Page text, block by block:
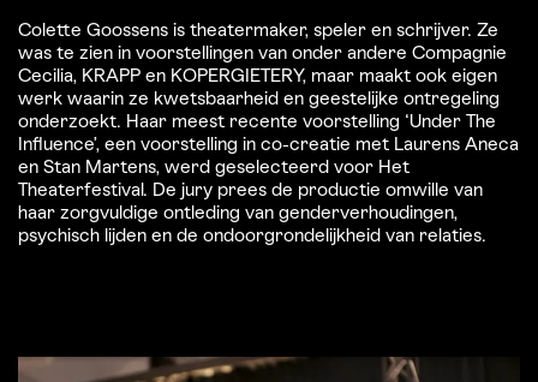
Colette Goossens is theatermaker, speler en schrijver. Ze
was te zien in voorstellingen van onder andere Compagnie
Cecilia, KRAPP en KOPERGIETERY, maar maakt ook eigen
werk waarin ze kwetsbaarheid en geestelijke ontregeling
onderzoekt. Haar meest recente voorstelling ‘Under The
Influence’, een voorstelling in co-creatie met Laurens Aneca
en Stan Martens, werd geselecteerd voor Het
Theaterfestival. De jury prees de productie omwille van
haar zorgvuldige ontleding van genderverhoudingen,
psychisch lijden en de ondoorgrondelijkheid van relaties.